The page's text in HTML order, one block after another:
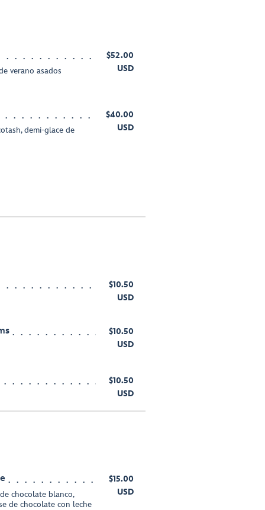
verano asados
$52.00
USD
demi-glace de
$40.00
USD
$10.50
USD
$10.50
USD
$10.50
USD
chocolate blanco,
de chocolate con leche
$15.00
USD